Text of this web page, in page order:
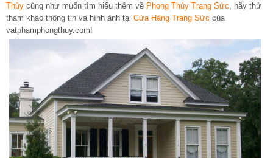
Thủy cũng như muốn tìm hiểu thêm về Phong Thủy Trang Sức , hãy thử
tham khảo thông tin và hình ảnh tại Cửa Hàng Trang Sức của
vatphamphongthuy.com!